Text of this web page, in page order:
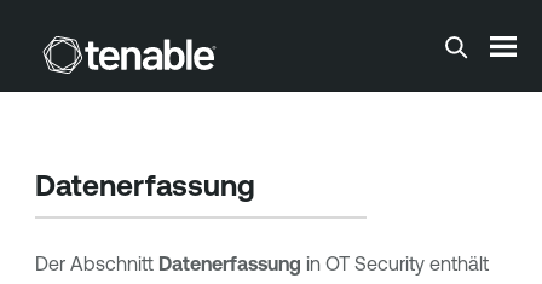
Zum Hauptinhalt springen
Datenerfassung
Der Abschnitt Datenerfassung in OT Securityenthält